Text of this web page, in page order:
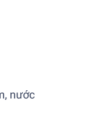
nước